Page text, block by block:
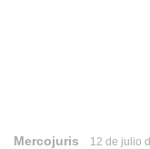
Mercojuris 12 de julio